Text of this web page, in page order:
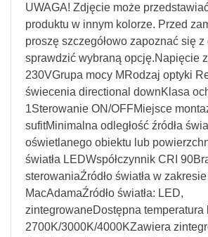
UWAGA! Zdjęcie może
produktu w innym kolorze. Przed
proszę szczegółowo zapoznać się
sprawdzić wybraną opcję.Napięcie
230VGrupa mocy MRodzaj optyki
świecenia directional downKlasa
1Sterowanie ON/OFFMiejsce
sufitMinimalna odległość źródła
oświetlanego obiektu lub
światła LEDWspółczynnik CRI
sterowaniaŹródło światła w
MacAdamaŹródło światła: LED,
zintegrowaneDostępna temperatura
2700K/3000K/4000KZawiera